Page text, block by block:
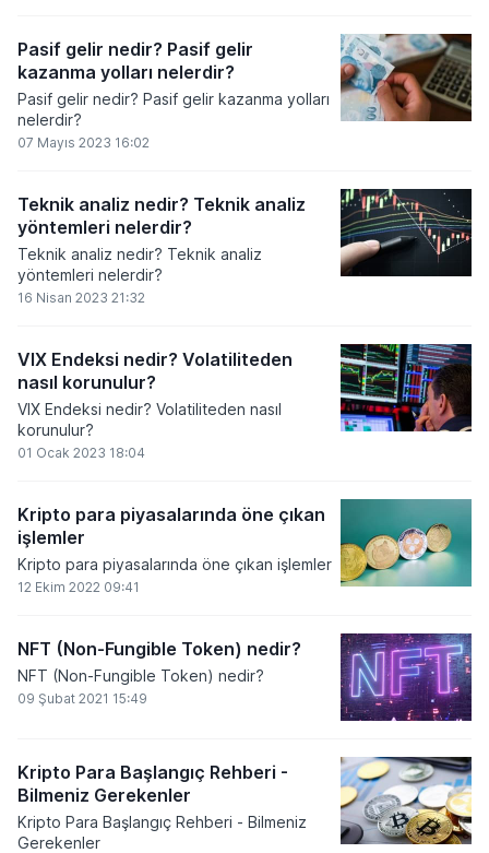
Pasif gelir nedir? Pasif gelir
kazanma yolları nelerdir?
Pasif gelir nedir? Pasif gelir kazanma yolları
nelerdir?
07 Mayıs 2023 16:02
Teknik analiz nedir? Teknik analiz
yöntemleri nelerdir?
Teknik analiz nedir? Teknik analiz
yöntemleri nelerdir?
16 Nisan 2023 21:32
VIX Endeksi nedir? Volatiliteden
nasıl korunulur?
VIX Endeksi nedir? Volatiliteden nasıl
korunulur?
01 Ocak 2023 18:04
Kripto para piyasalarında öne çıkan
işlemler
Kripto para piyasalarında öne çıkan işlemler
12 Ekim 2022 09:41
NFT (Non-Fungible Token) nedir?
NFT (Non-Fungible Token) nedir?
09 Şubat 2021 15:49
Kripto Para Başlangıç Rehberi -
Bilmeniz Gerekenler
Kripto Para Başlangıç Rehberi - Bilmeniz
Gerekenler